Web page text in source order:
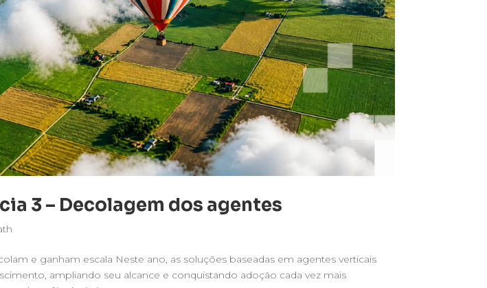
3 – Decolagem dos agentes
e ganham escala Neste ano, as soluções baseadas em agentes verticais
ampliando seu alcance e conquistando adoção cada vez mais